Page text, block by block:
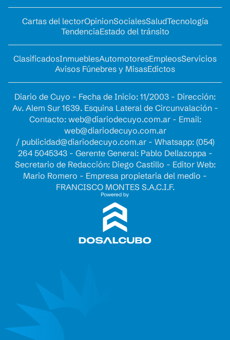
Cartas del lectorOpinionSocialesSaludTecnología
TendenciaEstado del tránsito
ClasificadosInmueblesAutomotoresEmpleosServicios
Avisos Fúnebres y MisasEdictos
Diario de Cuyo - Fecha de Inicio: 11/2003 - Dirección:
Av. Alem Sur 1639. Esquina Lateral de Circunvalación -
Contacto: web@diariodecuyo.com.ar- Email:
web@diariodecuyo.com.ar
/ publicidad@diariodecuyo.com.ar- Whatsapp: (054)
264 5045343 - Gerente General: Pablo Dellazoppa -
Secretario de Redacción: Diego Castillo - Editor Web:
Mario Romero - Empresa propietaria del medio -
FRANCISCO MONTES S.A.C.I.F.